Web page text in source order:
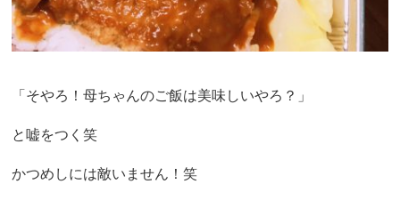
「そやろ！母ちゃんのご飯は美味しいやろ？」
と嘘をつく笑
かつめしには敵いません！笑